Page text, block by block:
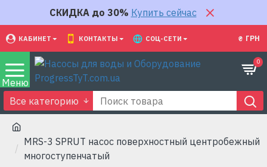
СКИДКА до 30% Купить сейчас
КАБИНЕТ КОНТАКТЫ СОЦ-СЕТИ ₴ ГРН
0
Все категорию
MRS-3 SPRUT насос поверхностный центробежный
многоступенчатый